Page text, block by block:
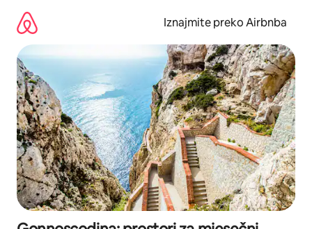
sadržaj
Iznajmite preko Airbnba